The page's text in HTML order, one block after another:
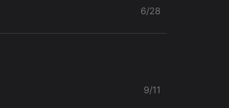
6/28
9/11